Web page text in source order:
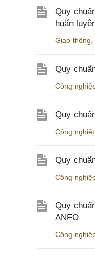
Quy
huấn
Giao thông
Quy
Công
Quy
Công
Quy
Công
Quy
ANFO
Công